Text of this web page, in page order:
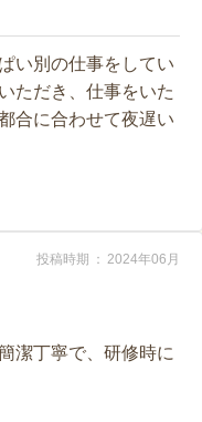
い別の仕事をしてい
ただき、仕事をいた
合に合わせて夜遅い
投稿時期 2024年06月
潔丁寧で、研修時に